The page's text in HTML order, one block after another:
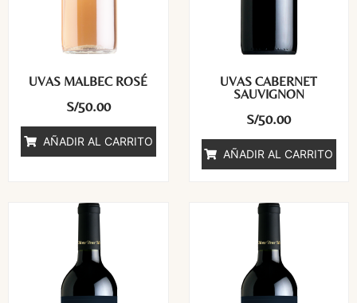
UVAS MALBEC ROSÉ
S/50.00
AÑADIR AL CARRITO
UVAS CABERNET
SAUVIGNON
S/50.00
AÑADIR AL CARRITO